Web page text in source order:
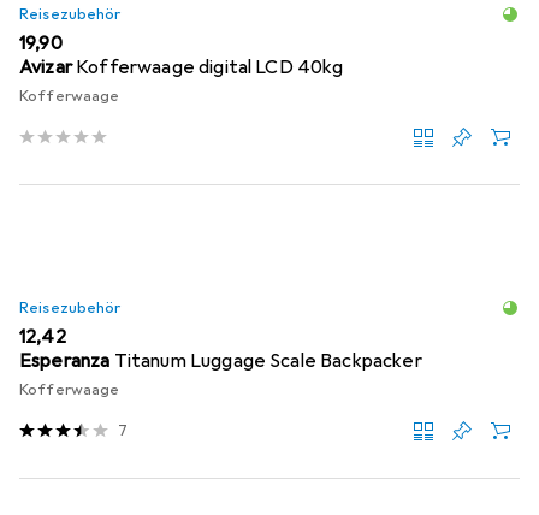
Reisezubehör
EUR
19,90
Avizar Kofferwaage digital LCD 40kg
Kofferwaage
Reisezubehör
EUR
12,42
Esperanza Titanum Luggage Scale Backpacker
Kofferwaage
7